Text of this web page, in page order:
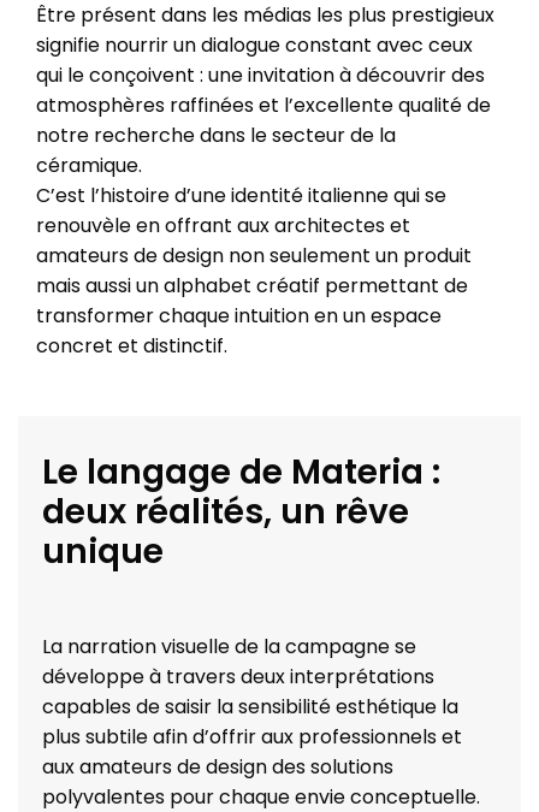
Être présent dans les médias les plus prestigieux
signifie nourrir un dialogue constant avec ceux
qui le conçoivent : une invitation à découvrir des
atmosphères raffinées et l’excellente qualité de
notre recherche dans le secteur de la
céramique.
C’est l’histoire d’une identité italienne qui se
renouvèle en offrant aux architectes et
amateurs de design non seulement un produit
mais aussi un alphabet créatif permettant de
transformer chaque intuition en un espace
concret et distinctif.
Le langage de Materia :
deux réalités, un rêve
unique
La narration visuelle de la campagne se
développe à travers deux interprétations
capables de saisir la sensibilité esthétique la
plus subtile afin d’offrir aux professionnels et
aux amateurs de design des solutions
polyvalentes pour chaque envie conceptuelle.